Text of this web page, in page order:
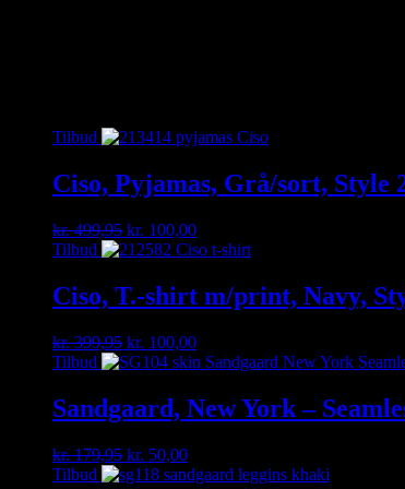
Tilbud
Ciso, Pyjamas, Grå/sort, Style
kr.499,95 Original
price
kr. 499,95.
kr. 100,00Current
price
kr. 100,00.
Tilbud
Ciso, T.-shirt m/print, Navy,
kr.399,95 Original
price
kr. 399,95.
kr. 100,00Current
price
kr. 100,00.
Tilbud
Sandgaard, New York –
kr.179,95 Original
price
kr. 50,00Current
price
Tilbud